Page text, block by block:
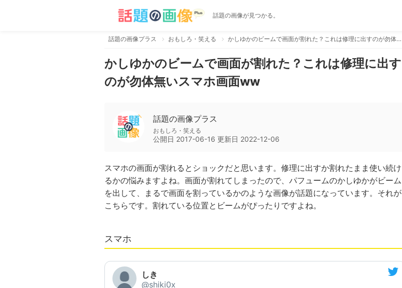
話題の画像が見つかる。
話題の画像プラス おもしろ・笑える かしゆかのビームで画面が割れた？これは修理に出すのが勿体無いスマホ画面ww
かしゆかのビームで画面が割れた？これは修理に出す
のが勿体無いスマホ画面ww
話題の画像プラス
おもしろ・笑える
公開日 2017-06-16 更新日 2022-12-06
スマホの画面が割れるとショックだと思います。修理に出すか割れたまま使い続け
るかの悩みますよね。画面が割れてしまったので、パフュームのかしゆかがビーム
を出して、まるで画面を割っているかのような画像が話題になっています。それが
こちらです。割れている位置とビームがぴったりですよね。
スマホ
しき
@shiki0x